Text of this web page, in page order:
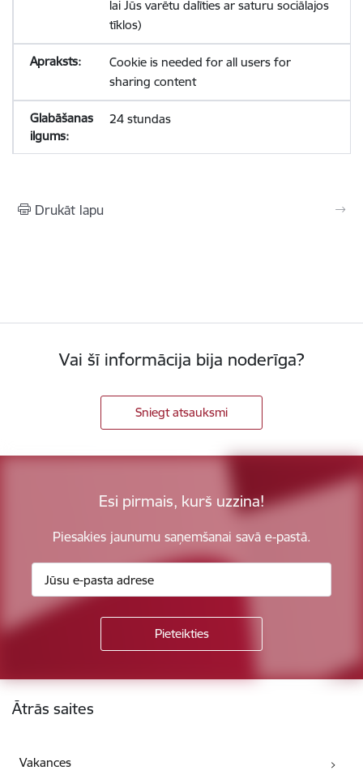
lai Jūs varētu dalīties ar saturu sociālajos
tīklos)
Cookie is needed for all users for
sharing content
24 stundas
Drukāt lapu
Vai šī informācija bija noderīga?
Sniegt atsauksmi
Esi pirmais, kurš uzzina!
Piesakies jaunumu saņemšanai savā e-pastā.
Kājene
Ātrās saites
Vakances